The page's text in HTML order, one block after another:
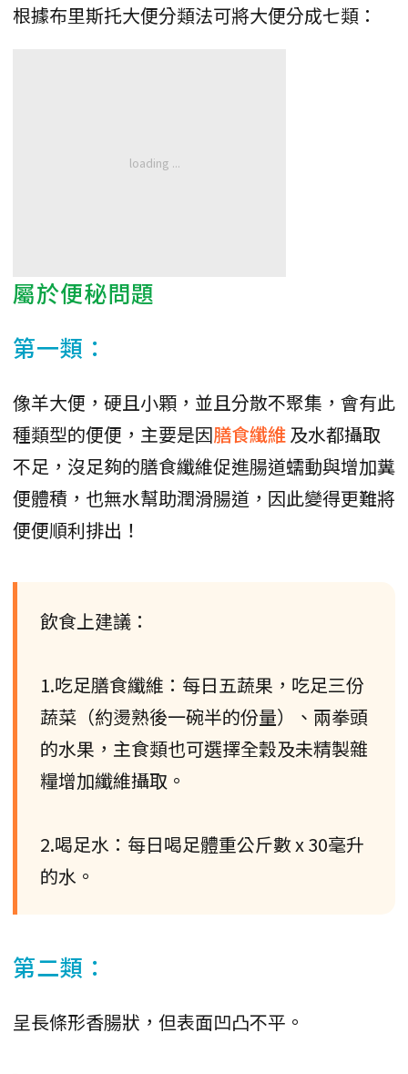
根據布里斯托大便分類法可將大便分成七類：
屬於便秘問題
第一類：
像羊大便，硬且小顆，並且分散不聚集，會有此
種類型的便便，主要是因膳食纖維及水都攝取
不足，沒足夠的膳食纖維促進腸道蠕動與增加糞
便體積，也無水幫助潤滑腸道，因此變得更難將
便便順利排出！
飲食上建議：
1.吃足膳食纖維：每日五蔬果，吃足三份
蔬菜（約燙熟後一碗半的份量）、兩拳頭
的水果，主食類也可選擇全穀及未精製雜
糧增加纖維攝取。
2.喝足水：每日喝足體重公斤數 x 30毫升
的水。
第二類：
呈長條形香腸狀，但表面凹凸不平。